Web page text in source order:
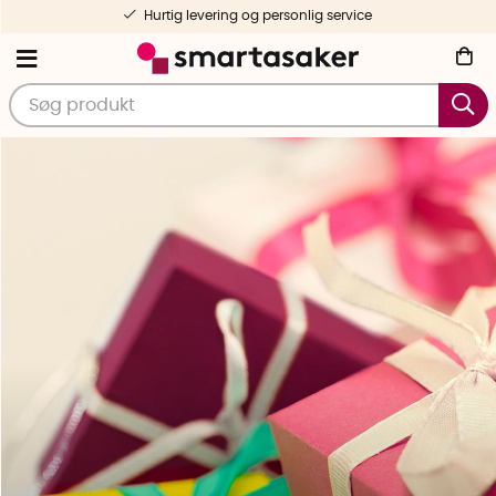
Hurtig levering og personlig service